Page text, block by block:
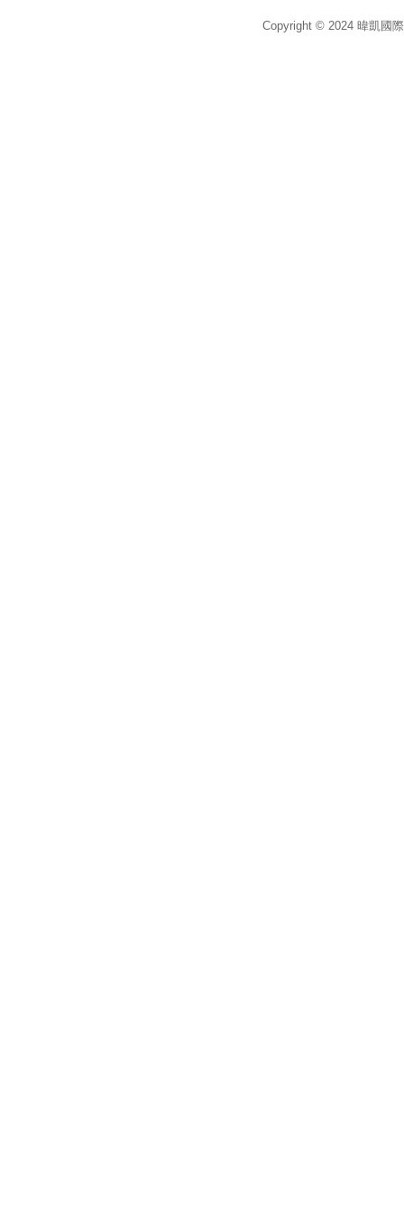
Copyright © 2024 暐凱國